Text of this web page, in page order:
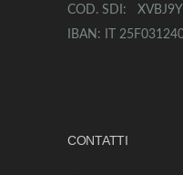
COD. SDI:
IBAN: IT
CONTATTI